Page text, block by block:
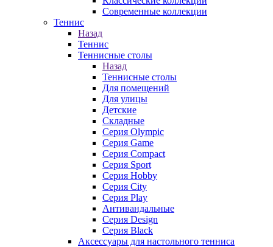
Современные коллекции
Теннис
Назад
Теннис
Теннисные столы
Назад
Теннисные столы
Для помещений
Для улицы
Детские
Складные
Серия Olympic
Серия Game
Серия Compact
Серия Sport
Серия Hobby
Серия City
Серия Play
Антивандальные
Серия Design
Серия Black
Аксессуары для настольного тенниса